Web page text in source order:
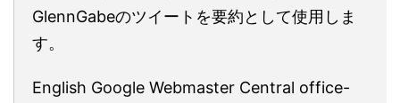
GlennGabeのツイートを要約として使用しま
す。
English Google Webmaster Central office-